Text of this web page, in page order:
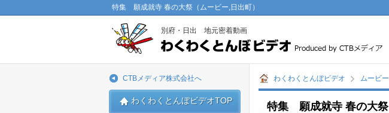
特集 願成就寺 春の大祭（ムービー,日出町）
別府・日出 地元密着動画
わくわくとんぼビデオ ムービー
特集 願成就寺 春の大祭
CTBメディア株式会社へ
わくわくとんぼビデオTOP